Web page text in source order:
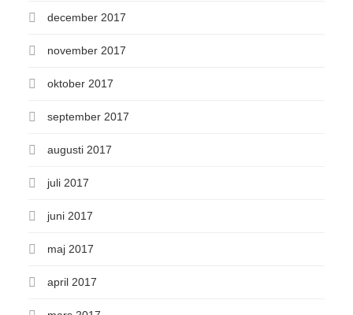
december 2017
november 2017
oktober 2017
september 2017
augusti 2017
juli 2017
juni 2017
maj 2017
april 2017